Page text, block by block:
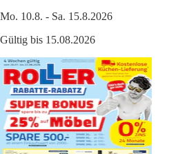
Mo. 10.8. - Sa. 15.8.2026
Gültig bis 15.08.2026